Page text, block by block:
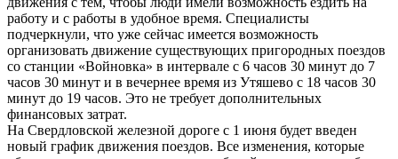
работу и с работы в удобное время. Специалисты
подчеркнули, что уже сейчас имеется возможность
организовать движение существующих пригородных поездов
со станции «Войновка» в интервале с 6 часов 30 минут до 7
часов 30 минут и в вечернее время из Утяшево с 18 часов 30
минут до 19 часов. Это не требует дополнительных
финансовых затрат.
На Свердловской железной дороге с 1 июня будет введен
новый график движения поездов. Все изменения, которые